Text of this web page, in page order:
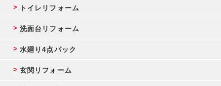
トイレリフォーム
洗面台リフォーム
水廻り4点パック
玄関リフォーム